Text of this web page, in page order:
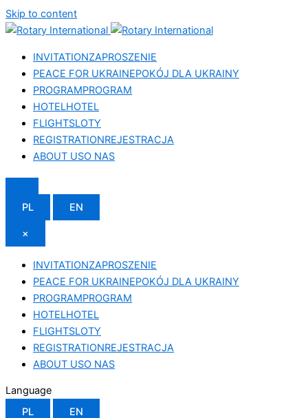
Skip to content
INVITATIONZAPROSZENIE
PEACE FOR UKRAINEPOKÓJ DLA UKRAINY
PROGRAMPROGRAM
HOTELHOTEL
FLIGHTSLOTY
REGISTRATIONREJESTRACJA
ABOUT USO NAS
PL EN
×
INVITATIONZAPROSZENIE
PEACE FOR UKRAINEPOKÓJ DLA UKRAINY
PROGRAMPROGRAM
HOTELHOTEL
FLIGHTSLOTY
REGISTRATIONREJESTRACJA
ABOUT USO NAS
Language
PL
EN